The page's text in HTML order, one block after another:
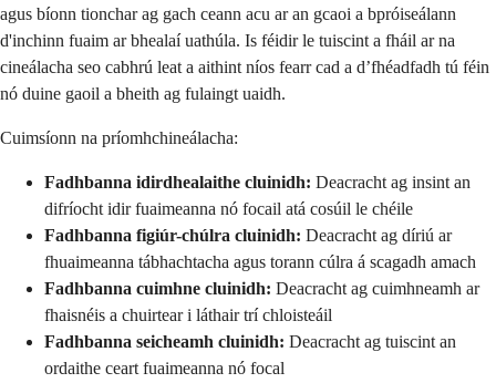
agus bíonn tionchar ag gach ceann acu ar an gcaoi a bpróiseálann
d'inchinn fuaim ar bhealaí uathúla. Is féidir le tuiscint a fháil ar na
cineálacha seo cabhrú leat a aithint níos fearr cad a d’fhéadfadh tú féin
nó duine gaoil a bheith ag fulaingt uaidh.
Cuimsíonn na príomhchineálacha:
Fadhbanna idirdhealaithe cluinidh: Deacracht ag insint an
difríocht idir fuaimeanna nó focail atá cosúil le chéile
Fadhbanna figiúr-chúlra cluinidh: Deacracht ag díriú ar
fhuaimeanna tábhachtacha agus torann cúlra á scagadh amach
Fadhbanna cuimhne cluinidh: Deacracht ag cuimhneamh ar
fhaisnéis a chuirtear i láthair trí chloisteáil
Fadhbanna seicheamh cluinidh: Deacracht ag tuiscint an
ordaithe ceart fuaimeanna nó focal